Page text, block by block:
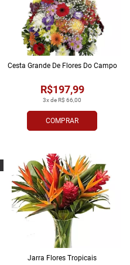
COMPRAR
3x de R$ 66,00
R$197,99
Cesta Grande De Flores Do Campo
Jarra Flores Tropi­cais